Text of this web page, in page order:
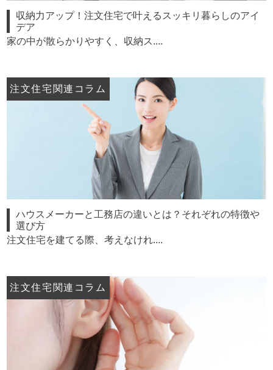
収納力アップ！注文住宅で叶えるスッキリ暮らしのアイ
デア
家の中が散らかりやすく、収納ス....
注文住宅関連コラム
ハウスメーカーと工務店の違いとは？それぞれの特徴や
選び方
注文住宅を建てる際、考えなけれ....
注文住宅関連コラム